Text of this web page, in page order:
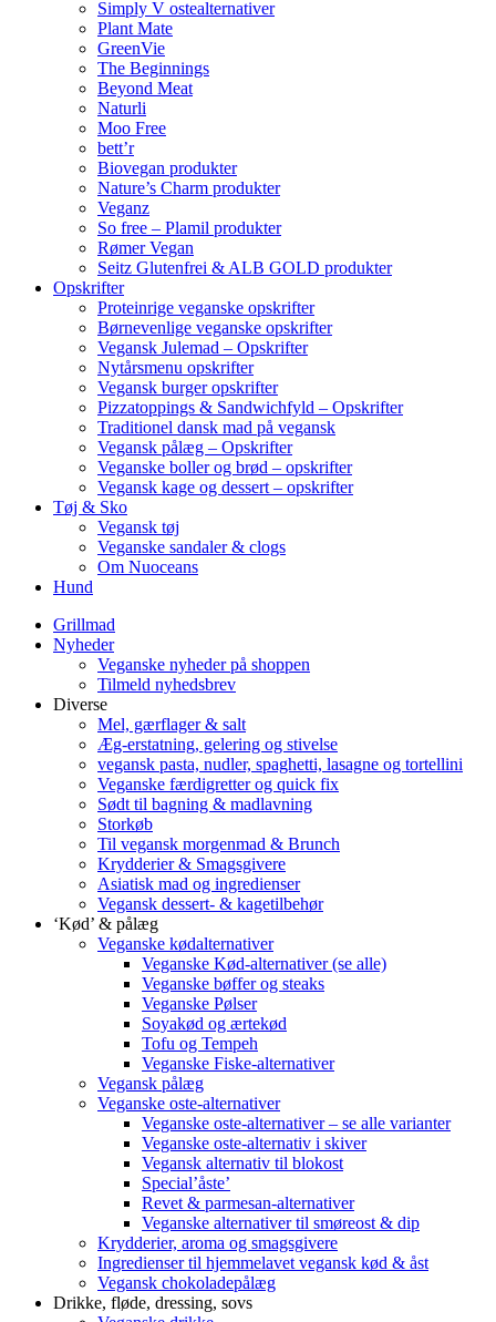
Simply V ostealternativer
Plant Mate
GreenVie
The Beginnings
Beyond Meat
Naturli
Moo Free
bett’r
Biovegan produkter
Nature’s Charm produkter
Veganz
So free – Plamil produkter
Rømer Vegan
Seitz Glutenfrei & ALB GOLD produkter
Opskrifter
Proteinrige veganske opskrifter
Børnevenlige veganske opskrifter
Vegansk Julemad – Opskrifter
Nytårsmenu opskrifter
Vegansk burger opskrifter
Pizzatoppings & Sandwichfyld – Opskrifter
Traditionel dansk mad på vegansk
Vegansk pålæg – Opskrifter
Veganske boller og brød – opskrifter
Vegansk kage og dessert – opskrifter
Tøj & Sko
Vegansk tøj
Veganske sandaler & clogs
Om Nuoceans
Hund
Grillmad
Nyheder
Veganske nyheder på shoppen
Tilmeld nyhedsbrev
Diverse
Mel, gærflager & salt
Æg-erstatning, gelering og stivelse
vegansk pasta, nudler, spaghetti, lasagne og tortellini
Veganske færdigretter og quick fix
Sødt til bagning & madlavning
Storkøb
Til vegansk morgenmad & Brunch
Krydderier & Smagsgivere
Asiatisk mad og ingredienser
Vegansk dessert- & kagetilbehør
‘Kød’ & pålæg
Veganske kødalternativer
Veganske Kød-alternativer (se alle)
Veganske bøffer og steaks
Veganske Pølser
Soyakød og ærtekød
Tofu og Tempeh
Veganske Fiske-alternativer
Vegansk pålæg
Veganske oste-alternativer
Veganske oste-alternativer – se alle varianter
Veganske oste-alternativ i skiver
Vegansk alternativ til blokost
Special’åste’
Revet & parmesan-alternativer
Veganske alternativer til smøreost & dip
Krydderier, aroma og smagsgivere
Ingredienser til hjemmelavet vegansk kød & åst
Vegansk chokoladepålæg
Drikke, fløde, dressing, sovs